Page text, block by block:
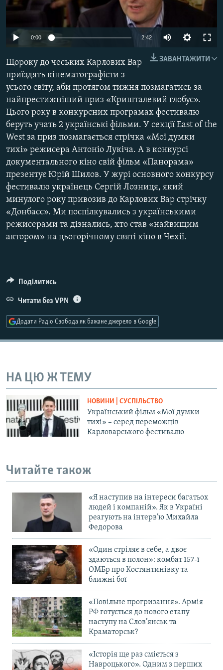
КИТАЙ.ВИКЛИКИ
МУЛЬТИМЕДІА
ФОТО
СПЕЦПРОЄКТИ
ПОДКАСТИ
КРИМ РЕАЛІЇ
РУС
УКР
ДОЛУЧАЙСЯ!
0:00 2:42
ЗАВАНТАЖИТИ
Щороку до чеських Карлових Вар
приїздять кінематографісти з
усього світу, аби протягом тижня позмагатись за
найпрестижніший приз «Кришталевий глобус».
Цього року в конкурсних програмах фестивалю
беруть учать 2 українські фільми. У секції East of the
West за приз позмагається стрічка «Мої думки
тихі» режисера Антоніо Лукіча. А в конкурсі
документального кіно свій фільм «Панорама»
презентує Юрій Шилов. У журі основного конкурсу
фестивалю українець Сергій Лозниця, який
минулого року привозив до Карлових Вар стрічку
«Донбасс». Ми поспілкувались з українськими
режисерами та дізнались, хто став «найвищим
актором» на цьогорічному святі кіно в Чехії.
Поділитись
Читати без VPN
Додати Радіо Свобода як бажане джерело в Google
НА ЦЮ Ж ТЕМУ
НОВИНИ | СУСПІЛЬСТВО
Український фільм «Мої думки
тихі» – серед переможців
Карловарського фестивалю
Читайте також
«Я наступив на інтереси багатьох
людей і компаній». Як в Україні
реагують на інтерв’ю Михайла
Федорова
«Один стріляє в себе, а двоє
здаються в полон»: комбат 157-ї
ОМБр про Костянтинівку та
ближні бої
«Повільне прогризання». Армія
РФ готується до нового етапу
наступу на Слов’янськ та
Краматорськ?
«Історія ще раз сміється з
Навроцького». Одним з перших